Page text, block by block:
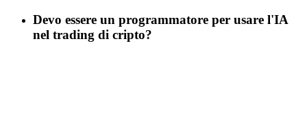
Devo essere un programmatore per usare l'IA
nel trading di cripto?